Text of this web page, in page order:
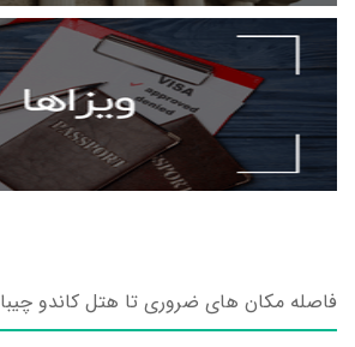
فاصله مکان های ضروری تا هتل کاندو چیبا